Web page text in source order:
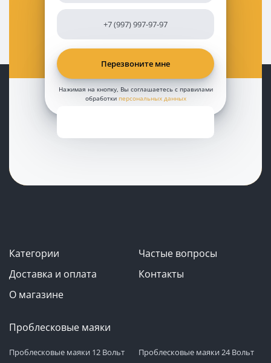
Нажимая на кнопку, Вы соглашаетесь с правилами
обработки персональных данных
Категории
Частые вопросы
Доставка и оплата
Контакты
О магазине
Проблесковые маяки
Проблесковые маяки 12 Вольт
Проблесковые маяки 24 Вольт